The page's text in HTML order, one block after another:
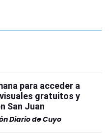
para acceder a
gratuitos y
San Juan
Diario de Cuyo